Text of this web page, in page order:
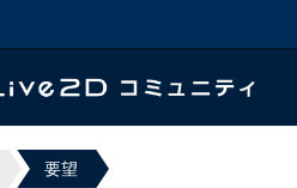
要望